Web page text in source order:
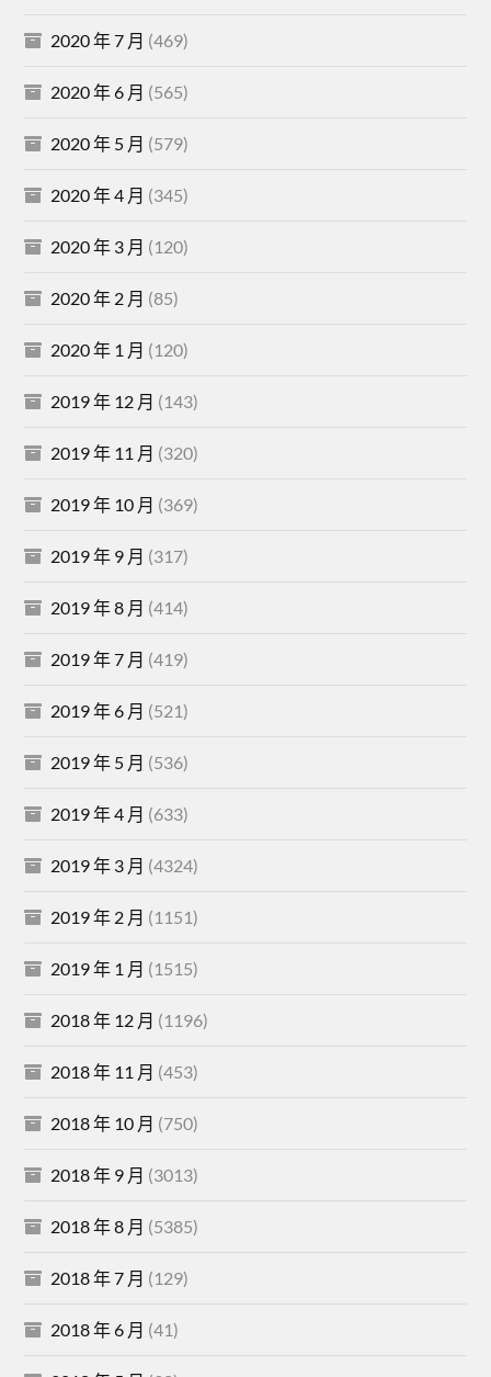
2020 年 7 月 (469)
2020 年 6 月 (565)
2020 年 5 月 (579)
2020 年 4 月 (345)
2020 年 3 月 (120)
2020 年 2 月 (85)
2020 年 1 月 (120)
2019 年 12 月 (143)
2019 年 11 月 (320)
2019 年 10 月 (369)
2019 年 9 月 (317)
2019 年 8 月 (414)
2019 年 7 月 (419)
2019 年 6 月 (521)
2019 年 5 月 (536)
2019 年 4 月 (633)
2019 年 3 月 (4324)
2019 年 2 月 (1151)
2019 年 1 月 (1515)
2018 年 12 月 (1196)
2018 年 11 月 (453)
2018 年 10 月 (750)
2018 年 9 月 (3013)
2018 年 8 月 (5385)
2018 年 7 月 (129)
2018 年 6 月 (41)